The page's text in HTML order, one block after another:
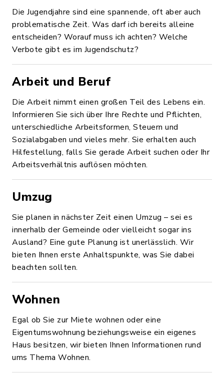
Die Jugendjahre sind eine spannende, oft aber auch
problematische Zeit. Was darf ich bereits alleine
entscheiden? Worauf muss ich achten? Welche
Verbote gibt es im Jugendschutz?
Arbeit und Beruf
Die Arbeit nimmt einen großen Teil des Lebens ein.
Informieren Sie sich über Ihre Rechte und Pflichten,
unterschiedliche Arbeitsformen, Steuern und
Sozialabgaben und vieles mehr. Sie erhalten auch
Hilfestellung, falls Sie gerade Arbeit suchen oder Ihr
Arbeitsverhältnis auflösen möchten.
Umzug
Sie planen in nächster Zeit einen Umzug – sei es
innerhalb der Gemeinde oder vielleicht sogar ins
Ausland? Eine gute Planung ist unerlässlich. Wir
bieten Ihnen erste Anhaltspunkte, was Sie dabei
beachten sollten.
Wohnen
Egal ob Sie zur Miete wohnen oder eine
Eigentumswohnung beziehungsweise ein eigenes
Haus besitzen, wir bieten Ihnen Informationen rund
ums Thema Wohnen.